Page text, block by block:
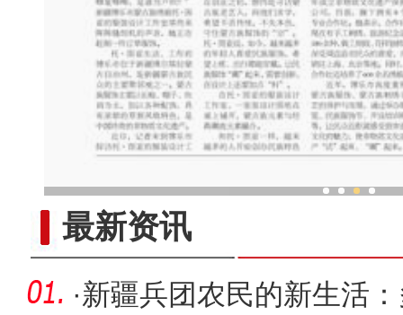
最新资讯
·新疆兵团农民的新生活